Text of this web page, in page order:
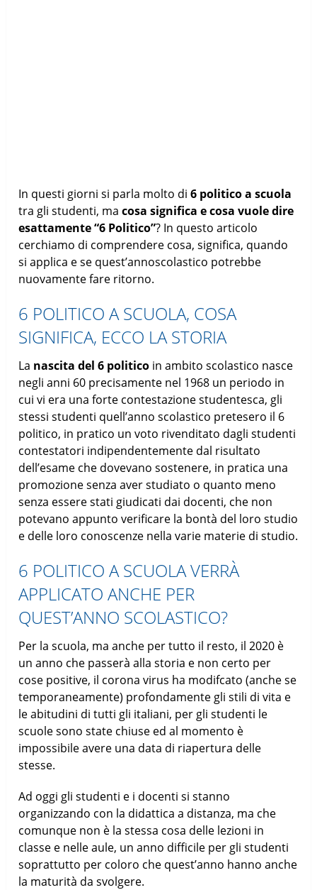
In questi giorni si parla molto di6 politico a scuola
tra gli studenti, ma cosa significa e cosa vuole dire
esattamente “6 Politico”? In questo articolo
cerchiamo di comprendere cosa, significa, quando
si applica e se quest’annoscolastico potrebbe
nuovamente fare ritorno.
6 POLITICO A SCUOLA, COSA
SIGNIFICA, ECCO LA STORIA
La nascita del 6 politico in ambito scolastico nasce
negli anni 60 precisamente nel 1968 un periodo in
cui vi era una forte contestazione studentesca, gli
stessi studenti quell’anno scolastico pretesero il 6
politico, in pratico un voto rivenditato dagli studenti
contestatori indipendentemente dal risultato
dell’esame che dovevano sostenere, in pratica una
promozione senza aver studiato o quanto meno
senza essere stati giudicati dai docenti, che non
potevano appunto verificare la bontà del loro studio
e delle loro conoscenze nella varie materie di studio.
6 POLITICO A SCUOLA VERRÀ
APPLICATO ANCHE PER
QUEST’ANNO SCOLASTICO?
Per la scuola, ma anche per tutto il resto, il 2020 è
un anno che passerà alla storia e non certo per
cose positive, il corona virus ha modifcato (anche se
temporaneamente) profondamente gli stili di vita e
le abitudini di tutti gli italiani, per gli studenti le
scuole sono state chiuse ed al momento è
impossibile avere una data di riapertura delle
stesse.
Ad oggi gli studenti e i docenti si stanno
organizzando con la didattica a distanza, ma che
comunque non è la stessa cosa delle lezioni in
classe e nelle aule, un anno difficile per gli studenti
soprattutto per coloro che quest’anno hanno anche
la maturità da svolgere.